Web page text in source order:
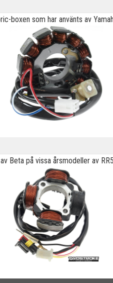
boxen som har använts av
Beta på vissa årsmodeller av